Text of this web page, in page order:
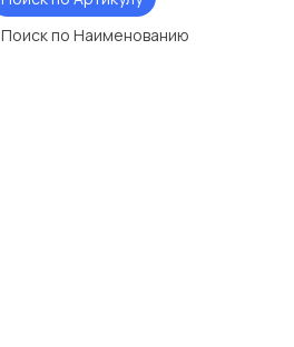
Поиск по Наименованию